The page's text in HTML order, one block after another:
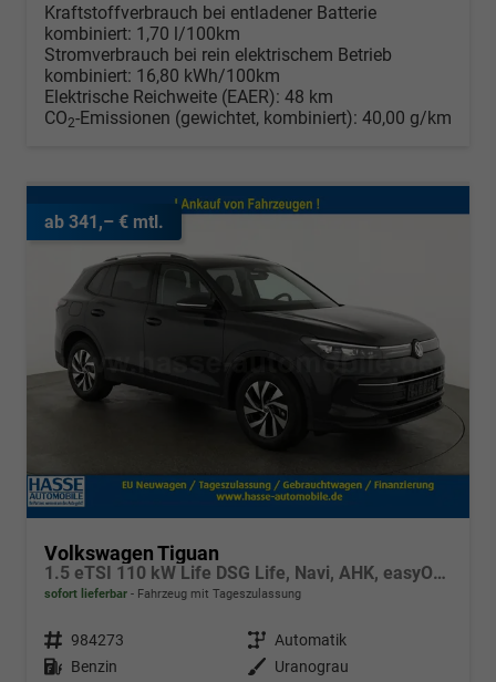
Kraftstoffverbrauch bei entladener Batterie
kombiniert: 1,70 l/100km
Stromverbrauch bei rein elektrischem Betrieb
kombiniert: 16,80 kWh/100km
Elektrische Reichweite (EAER): 48 km
CO2-Emissionen (gewichtet, kombiniert): 40,00 g/km
ab 341,– € mtl.
Volkswagen Tiguan
1.5 eTSI 110 kW Life DSG Life, Navi, AHK, easyOpen, LED-Plus, Kamera
sofort lieferbar Fahrzeug mit Tageszulassung
Fahrzeugnr. 984273 Getriebe Automatik
Kraftstoff Benzin Außenfarbe
Uranograu